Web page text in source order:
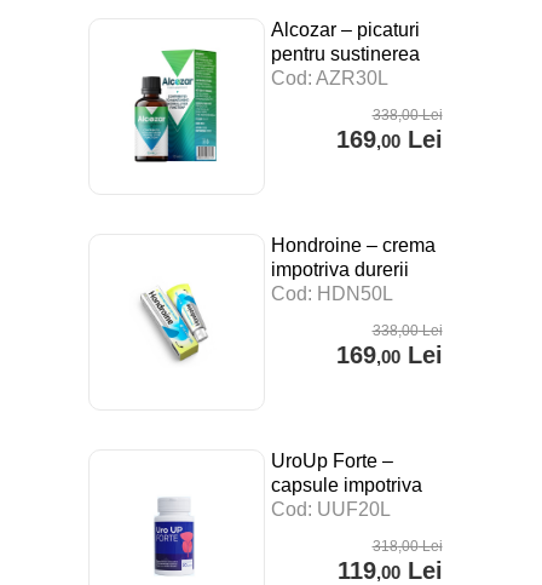
Alcozar – picaturi
pentru sustinerea
digestiei, a
impotriva stresului –
Cod: AZR30L
338,00Lei
169,00Lei
Hondroine – crema
impotriva durerii
articulare – 50 ml
Cod: HDN50L
338,00Lei
169,00Lei
UroUp Forte –
capsule impotriva
prostatitei – 20 cps
Cod: UUF20L
318,00Lei
119,00Lei